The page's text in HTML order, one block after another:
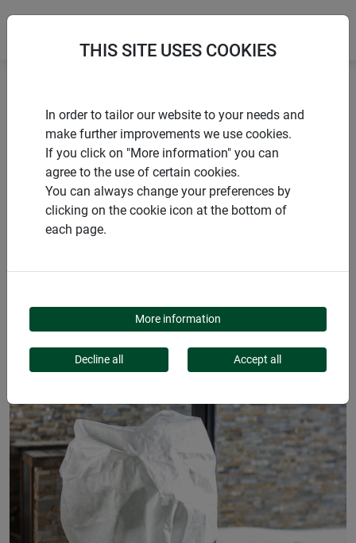
Accueil
Voiles et films durables
Housse d'hivernage PROTECT XL
PRODUITS
HOUSSE D'HIVERNAGE
PROTECT XL
THIS SITE USES COOKIES
In order to tailor our website to your needs and
make further improvements we use cookies.
If you click on "More information" you can
agree to the use of certain cookies.
You can always change your preferences by
clicking on the cookie icon at the bottom of
each page.
More information
Decline all Accept all